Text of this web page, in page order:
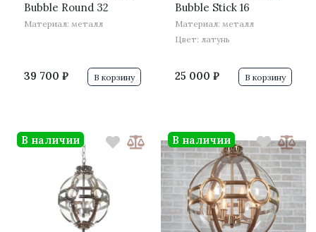
Bubble Round 32
Материал: металл
39 700 ₽ В корзину
Bubble Stiсk 16
Материал: металл
Цвет: латунь
25 000 ₽ В корзину
В наличии В наличии